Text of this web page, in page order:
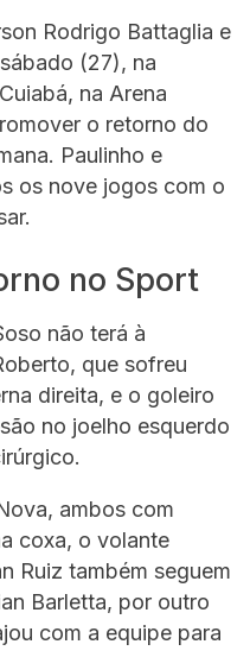
Rodrigo Battaglia e
(27), na
na Arena
o retorno do
Paulinho e
os nove jogos com o
no Sport
não terá à
que sofreu
direita, e o goleiro
no joelho esquerdo
ambos com
coxa, o volante
Ruiz também seguem
Barletta, por outro
com a equipe para